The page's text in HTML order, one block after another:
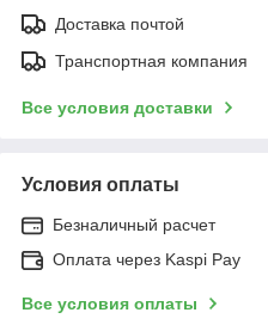
Доставка почтой
Транспортная компания
Все условия доставки
Условия оплаты
Безналичный расчет
Оплата через Kaspi Pay
Все условия оплаты